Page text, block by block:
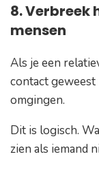
8.
mensen
Als je een
contact geweest
omgingen.
Dit is logisch.
zien als iemand